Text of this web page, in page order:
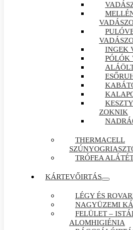
INGEK
PÓLÓK
ZOKNIK
THERMACELL
TRÓFEA
KÁRTEVŐIRTÁS
LÉGY ÉS
NAGYÜZEMI
FELÜLET –
ALOMHIGIÉNIA